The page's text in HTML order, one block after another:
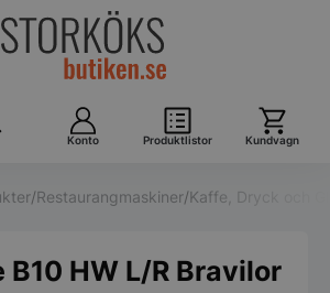
Konto Produktlistor Kundvagn
/Restaurangmaskiner/Kaffe, Dryck och
B10 HW L/R Bravilor